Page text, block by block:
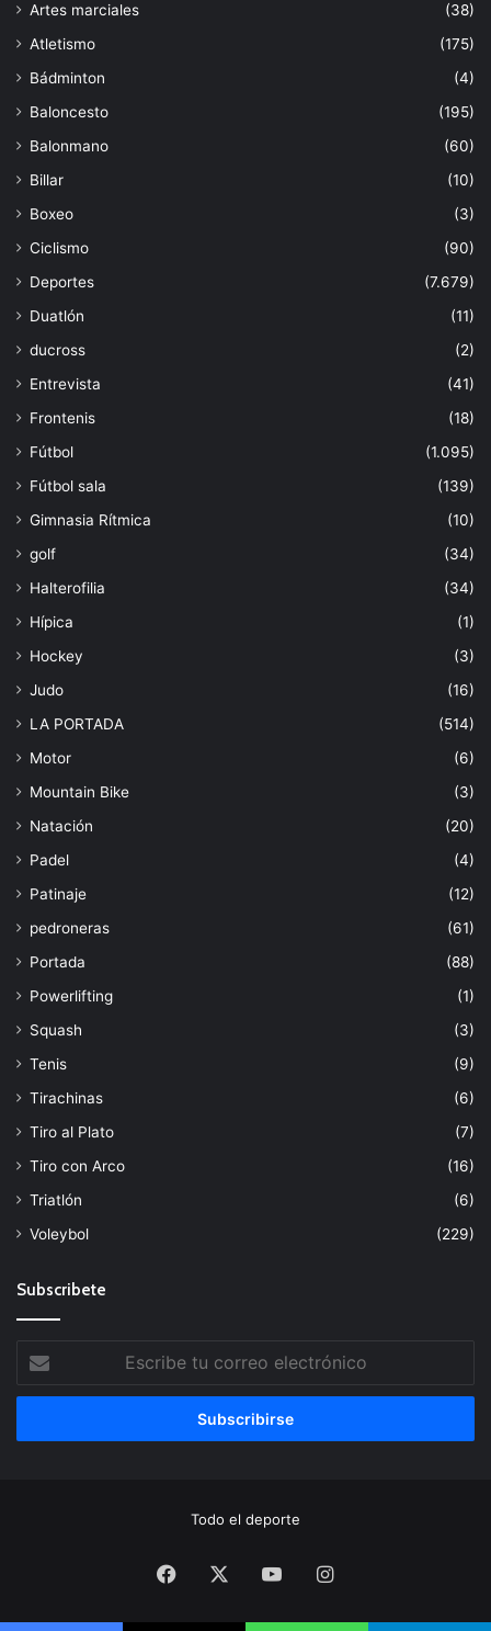
Artes marciales
(38)
Atletismo
(175)
Bádminton
(4)
Baloncesto
(195)
Balonmano
(60)
Billar
(10)
Boxeo
(3)
Ciclismo
(90)
Deportes
(7.679)
Duatlón
(11)
ducross
(2)
Entrevista
(41)
Frontenis
(18)
Fútbol
(1.095)
Fútbol sala
(139)
Gimnasia Rítmica
(10)
golf
(34)
Halterofilia
(34)
Hípica
(1)
Hockey
(3)
Judo
(16)
LA PORTADA
(514)
Motor
(6)
Mountain Bike
(3)
Natación
(20)
Padel
(4)
Patinaje
(12)
pedroneras
(61)
Portada
(88)
Powerlifting
(1)
Squash
(3)
Tenis
(9)
Tirachinas
(6)
Tiro al Plato
(7)
Tiro con Arco
(16)
Triatlón
(6)
Voleybol
(229)
Subscribete
Escribe
tu
correo
Todo el deporte
Facebook YouTubeInstagram